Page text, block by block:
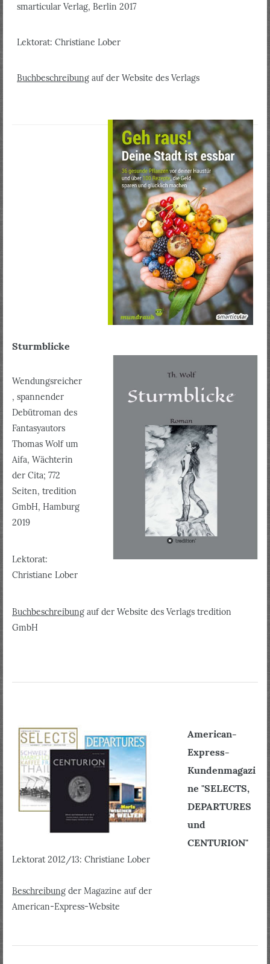
smarticular Verlag, Berlin 2017
Lektorat: Christiane Lober
Buchbeschreibung auf der Website des Verlags
Sturmblicke
Wendungsreicher
, spannender
Debütroman des
Fantasyautors
Thomas Wolf um
Aifa, Wächterin
der Cita; 772
Seiten, tredition
GmbH, Hamburg
2019
Lektorat:
Christiane Lober
Buchbeschreibung auf der Website des Verlags tredition
GmbH
American-
Express-
Kundenmagazi
ne "SELECTS,
DEPARTURES
und
CENTURION"
Lektorat 2012/13: Christiane Lober
Beschreibung der Magazine auf der
American-Express-Website